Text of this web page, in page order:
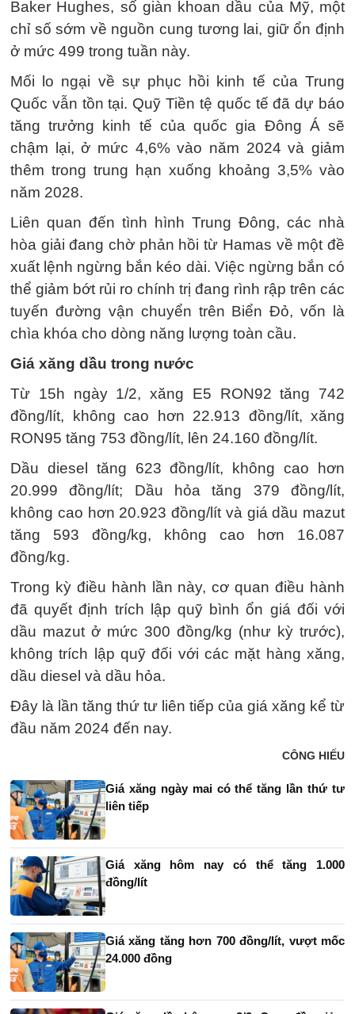
Baker Hughes, số giàn khoan dầu của Mỹ, một
chỉ số sớm về nguồn cung tương lai, giữ ổn định
ở mức 499 trong tuần này.
Mối lo ngại về sự phục hồi kinh tế của Trung
Quốc vẫn tồn tại. Quỹ Tiền tệ quốc tế đã dự báo
tăng trưởng kinh tế của quốc gia Đông Á sẽ
chậm lại, ở mức 4,6% vào năm 2024 và giảm
thêm trong trung hạn xuống khoảng 3,5% vào
năm 2028.
Liên quan đến tình hình Trung Đông, các nhà
hòa giải đang chờ phản hồi từ Hamas về một đề
xuất lệnh ngừng bắn kéo dài. Việc ngừng bắn có
thể giảm bớt rủi ro chính trị đang rình rập trên các
tuyến đường vận chuyển trên Biển Đỏ, vốn là
chìa khóa cho dòng năng lượng toàn cầu.
Giá xăng dầu trong nước
Từ 15h ngày 1/2, xăng E5 RON92 tăng 742
đồng/lít, không cao hơn 22.913 đồng/lít, xăng
RON95 tăng 753 đồng/lít, lên 24.160 đồng/lít.
Dầu diesel tăng 623 đồng/lít, không cao hơn
20.999 đồng/lít; Dầu hỏa tăng 379 đồng/lít,
không cao hơn 20.923 đồng/lít và giá dầu mazut
tăng 593 đồng/kg, không cao hơn 16.087
đồng/kg.
Trong kỳ điều hành lần này, cơ quan điều hành
đã quyết định trích lập quỹ bình ổn giá đối với
dầu mazut ở mức 300 đồng/kg (như kỳ trước),
không trích lập quỹ đối với các mặt hàng xăng,
dầu diesel và dầu hỏa.
Đây là lần tăng thứ tư liên tiếp của giá xăng kể từ
đầu năm 2024 đến nay.
CÔNG HIẾU
Giá xăng ngày mai có thể tăng lần thứ tư
liên tiếp
Giá xăng hôm nay có thể tăng 1.000
đồng/lít
Giá xăng tăng hơn 700 đồng/lít, vượt mốc
24.000 đồng